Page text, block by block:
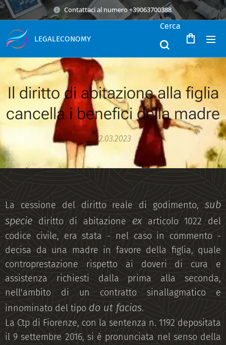
Contattaci al numero +39063700388
LEGALECONOMY
Cerca
Il diritto di abitazione alla figlia
cancella i benefici della madre
22.03.2023
La cessione del diritto reale di godimento,sub
specie diritto di abitazione exarticolo 1022 del
codice civile, era stata - nel caso in commento -
decisa da una madre in favore della figlia, quale
controprestazione rispetto ai doveri di cura e
assistenza richiesti dalla prima alla seconda,
nell'ambito di un contratto sinallagmatico e
innominato del tipo do ut facias.
La Ctp di Fiorenze, con la sentenza n. 1192 depositata
il 9 settembre 2016, si è pronunciata nel senso della